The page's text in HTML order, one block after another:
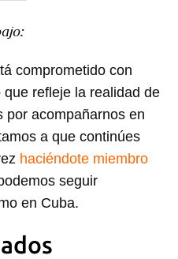
primero has de
comprometido con
refleje la realidad de
por acompañarnos en
a que continúes
haciéndote miembro
seguir
en Cuba.